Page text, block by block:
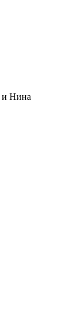
и Нина